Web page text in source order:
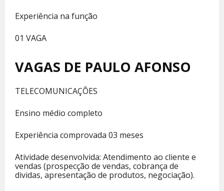
Experiência na função
01 VAGA
VAGAS DE PAULO AFONSO
TELECOMUNICAÇÕES
Ensino médio completo
Experiência comprovada 03 meses
Atividade desenvolvida: Atendimento ao cliente e
vendas (prospecção de vendas, cobrança de
dividas, apresentação de produtos, negociação).